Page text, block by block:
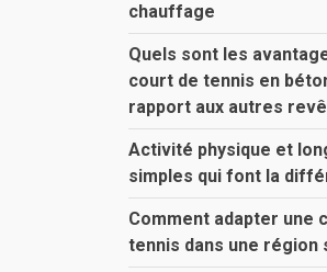
chauffage
Quels sont les
court de tennis en
rapport aux autres
Activité physique et
simples qui font la
Comment adapter une
tennis dans une région